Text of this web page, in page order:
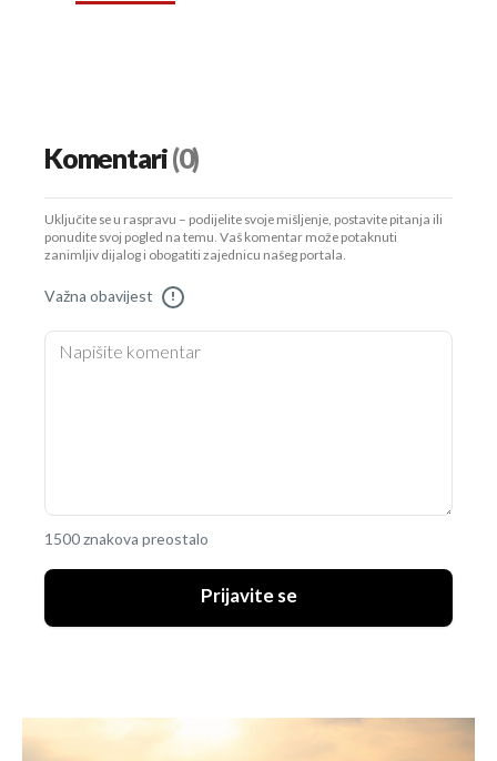
Komentari(0)
Uključite se u raspravu – podijelite svoje mišljenje, postavite pitanja ili
ponudite svoj pogled na temu. Vaš komentar može potaknuti
zanimljiv dijalog i obogatiti zajednicu našeg portala.
Važna obavijest !
1500 znakova preostalo
Prijavite se